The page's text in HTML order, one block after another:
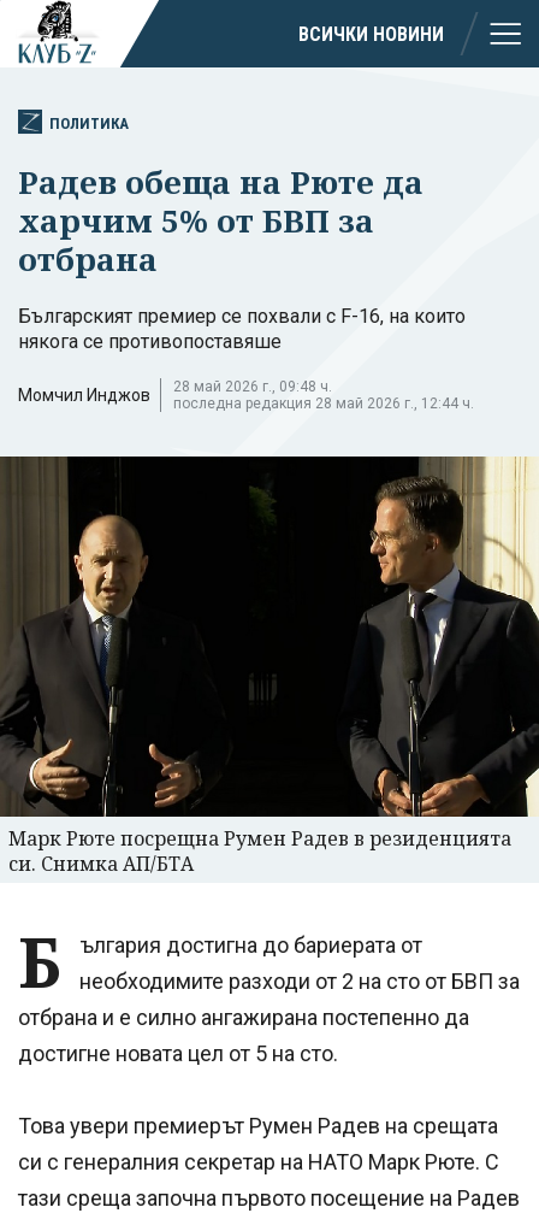
ВСИЧКИ НОВИНИ
ПОЛИТИКА
Радев обеща на Рюте да
харчим 5% от БВП за
отбрана
Българският премиер се похвали с F-16, на които
някога се противопоставяше
Момчил Инджов
28 май 2026 г., 09:48 ч.
последна редакция 28 май 2026 г., 12:44 ч.
Марк Рюте посрещна Румен Радев в резиденцията
си. Снимка АП/БТА
Б
ългария достигна до бариерата от
необходимите разходи от 2 на сто от БВП за
отбрана и е силно ангажирана постепенно да
достигне новата цел от 5 на сто.
Това увери премиерът Румен Радев на срещата
си с генералния секретар на НАТО Марк Рюте. С
тази среща започна първото посещение на Радев